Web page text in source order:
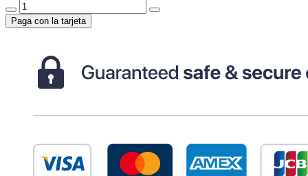
Paga con la tarjeta